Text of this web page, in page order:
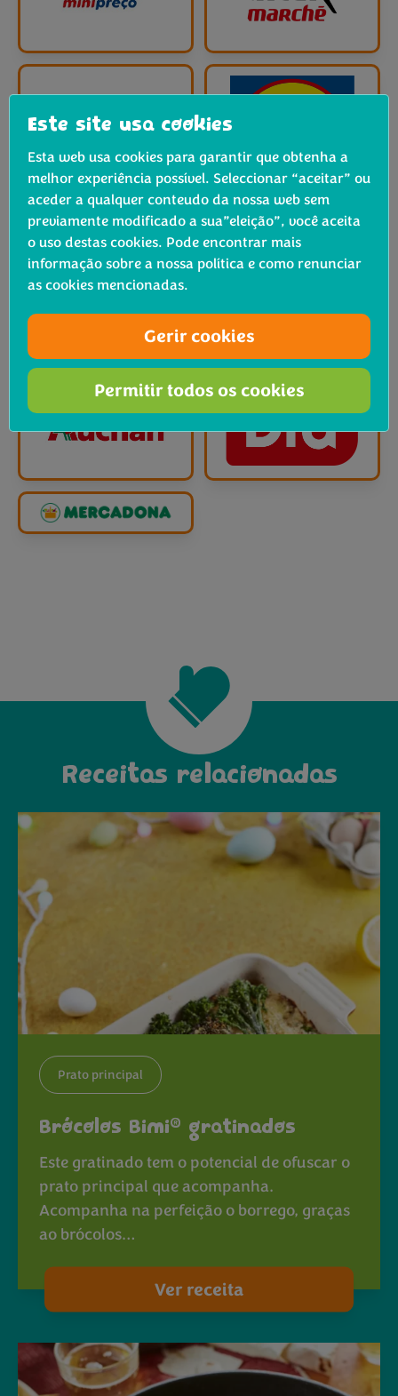
Receitas relacionadas
Prato principal
Brócolos Bimi® gratinados
Este gratinado tem o potencial de ofuscar o
prato principal que acompanha.
Acompanha na perfeição o borrego, graças
ao brócolos…
Ver receita
Este site usa cookies
Esta web usa cookies para garantir que obtenha a
melhor experiência possível. Seleccionar “aceitar” ou
aceder a qualquer conteudo da nossa web sem
previamente modificado a sua”eleição”, você aceita
o uso destas cookies. Pode encontrar mais
informação sobre a nossa política e como renunciar
as cookies mencionadas.
Gerir cookies
Permitir todos os cookies